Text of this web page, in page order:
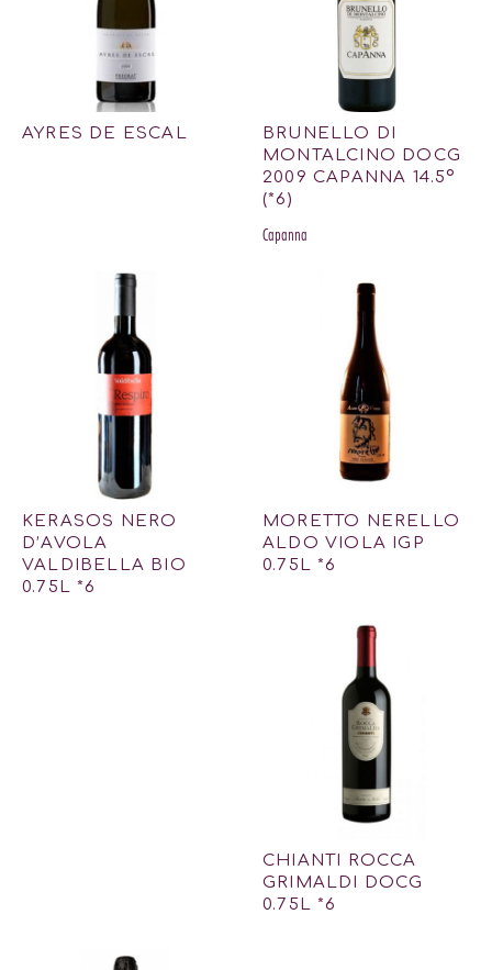
AYRES DE ESCAL
BRUNELLO DI
MONTALCINO DOCG
2009 CAPANNA 14.5º
(*6)
Capanna
KERASOS NERO
D’AVOLA
VALDIBELLA BIO
0.75L *6
MORETTO NERELLO
ALDO VIOLA IGP
0.75L *6
CHIANTI ROCCA
GRIMALDI DOCG
0.75L *6